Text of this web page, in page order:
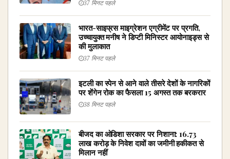
37 मिनट पहले
भारत-साइप्रस माइग्रेशन एग्रीमेंट पर प्रगति,
उच्चायुक्त मनीष ने डिप्टी मिनिस्टर आयोनाइड्स से
की मुलाकात
37 मिनट पहले
इटली का स्पेन से आने वाले तीसरे देशों के नागरिकों
पर शेंगेन रोक का फैसला 15 अगस्त तक बरकरार
38 मिनट पहले
बीजद का ओडिशा सरकार पर निशाना: ₹16.73
लाख करोड़ के निवेश दावों का जमीनी हकीकत से
मिलान नहीं